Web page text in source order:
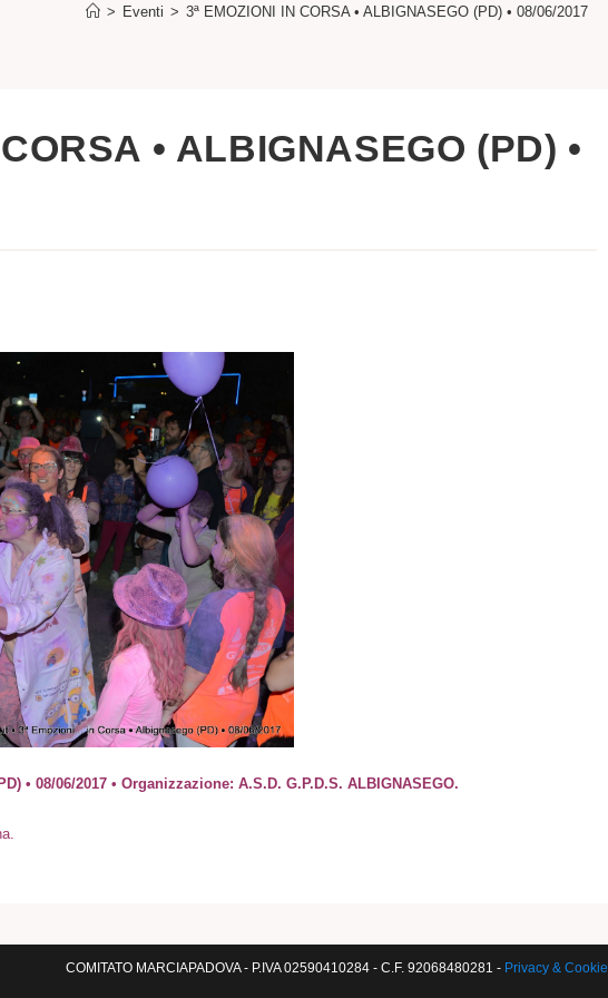
> Eventi > 3ª EMOZIONI IN CORSA • ALBIGNASEGO (PD) • 08/06/2017
• ALBIGNASEGO (PD) •
• 08/06/2017 • Organizzazione: A.S.D. G.P.D.S. ALBIGNASEGO.
COMITATO MARCIAPADOVA - P.IVA 02590410284 - C.F. 92068480281 - Privacy & Cookie